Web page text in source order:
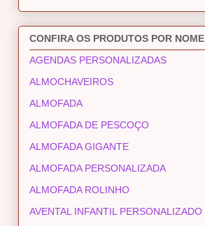
CONFIRA OS PRODUTOS POR NOME
AGENDAS PERSONALIZADAS
ALMOCHAVEIROS
ALMOFADA
ALMOFADA DE PESCOÇO
ALMOFADA GIGANTE
ALMOFADA PERSONALIZADA
ALMOFADA ROLINHO
AVENTAL INFANTIL PERSONALIZADO